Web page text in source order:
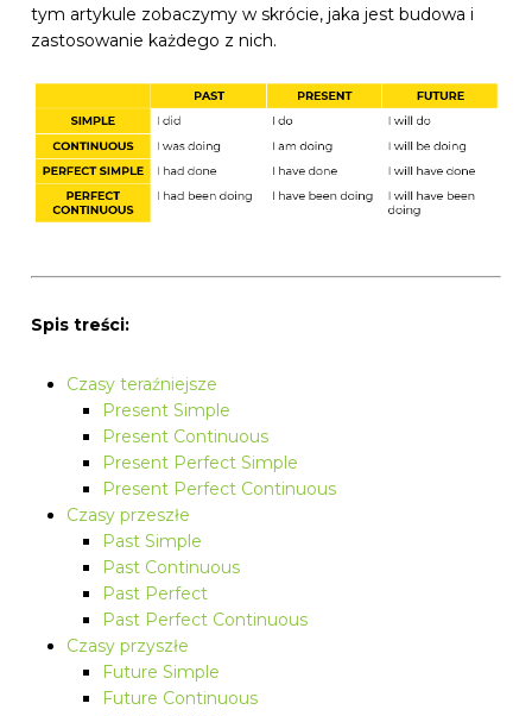
tym artykule zobaczymy w skrócie, jaka jest budowa i
zastosowanie każdego z nich.
Spis treści:
Czasy teraźniejsze
Present Simple
Present Continuous
Present Perfect Simple
Present Perfect Continuous
Czasy przeszłe
Past Simple
Past Continuous
Past Perfect
Past Perfect Continuous
Czasy przyszłe
Future Simple
Future Continuous